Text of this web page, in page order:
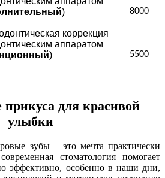
) 8000
коррекция
аппаратом
) 5500
для красивой
улыбки
зубы – это мечта практически
стоматология помогает
эффективно, особенно в наши дни,